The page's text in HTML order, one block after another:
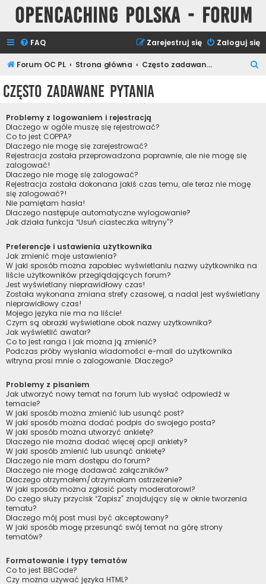
Opencaching Polska - Forum
FAQ Zaloguj się
Zarejestruj się
Forum OC PL Strona główna Często zadawane pytania
Często zadawane pytania
Problemy z logowaniem i rejestracją
Dlaczego w ogóle muszę się rejestrować?
Co to jest COPPA?
Dlaczego nie mogę się zarejestrować?
Rejestracja została przeprowadzona poprawnie, ale nie mogę się
zalogować!
Dlaczego nie mogę się zalogować?
Rejestracja została dokonana jakiś czas temu, ale teraz nie mogę
się zalogować?!
Nie pamiętam hasła!
Dlaczego następuje automatyczne wylogowanie?
Jak działa funkcja “Usuń ciasteczka witryny”?
Preferencje i ustawienia użytkownika
Jak zmienić moje ustawienia?
W jaki sposób można zapobiec wyświetlaniu nazwy użytkownika na
liście użytkowników przeglądających forum?
Jest wyświetlany nieprawidłowy czas!
Została wykonana zmiana strefy czasowej, a nadal jest wyświetlany
nieprawidłowy czas!
Mojego języka nie ma na liście!
Czym są obrazki wyświetlane obok nazwy użytkownika?
Jak wyświetlić awatar?
Co to jest ranga i jak można ją zmienić?
Podczas próby wysłania wiadomości e-mail do użytkownika
witryna prosi mnie o zalogowanie. Dlaczego?
Problemy z pisaniem
Jak utworzyć nowy temat na forum lub wysłać odpowiedź w
temacie?
W jaki sposób można zmienić lub usunąć post?
W jaki sposób można dodać podpis do swojego posta?
W jaki sposób można utworzyć ankietę?
Dlaczego nie można dodać więcej opcji ankiety?
W jaki sposób zmienić lub usunąć ankietę?
Dlaczego nie mam dostępu do forum?
Dlaczego nie mogę dodawać załączników?
Dlaczego otrzymałem/otrzymałam ostrzeżenie?
W jaki sposób można zgłosić posty moderatorowi?
Do czego służy przycisk “Zapisz” znajdujący się w oknie tworzenia
tematu?
Dlaczego mój post musi być akceptowany?
W jaki sposób mogę przesunąć swój temat na górę strony
tematów?
Formatowanie i typy tematów
Co to jest BBCode?
Czy można używać języka HTML?